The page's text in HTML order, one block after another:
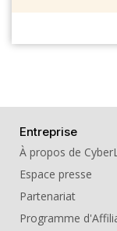
Entreprise
À propos de
Espace presse
Partenariat
Programme